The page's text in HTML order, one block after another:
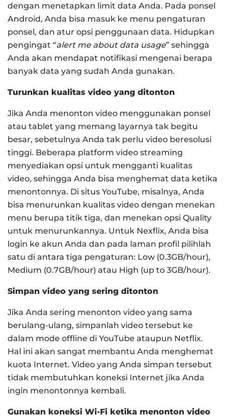
dengan menetapkan limit data Anda. Pada ponsel
Android, Anda bisa masuk ke menu pengaturan
ponsel, dan atur opsi penggunaan data. Hidupkan
pengingat “alert me about data usage” sehingga
Anda akan mendapat notifikasi mengenai berapa
banyak data yang sudah Anda gunakan.
Turunkan kualitas video yang ditonton
Jika Anda menonton video menggunakan ponsel
atau tablet yang memang layarnya tak begitu
besar, sebetulnya Anda tak perlu video beresolusi
tinggi. Beberapa platform video streaming
menyediakan opsi untuk mengganti kualitas
video, sehingga Anda bisa menghemat data ketika
menontonnya. Di situs YouTube, misalnya, Anda
bisa menurunkan kualitas video dengan menekan
menu berupa titik tiga, dan menekan opsi Quality
untuk menurunkannya. Untuk Nexflix, Anda bisa
login ke akun Anda dan pada laman profil pilihlah
satu di antara tiga pengaturan: Low (0.3GB/hour),
Medium (0.7GB/hour) atau High (up to 3GB/hour).
Simpan video yang sering ditonton
Jika Anda sering menonton video yang sama
berulang-ulang, simpanlah video tersebut ke
dalam mode offline di YouTube ataupun Netflix.
Hal ini akan sangat membantu Anda menghemat
kuota Internet. Video yang Anda simpan tersebut
tidak membutuhkan koneksi Internet jika Anda
ingin menontonnya kembali.
Gunakan koneksi Wi-Fi ketika menonton video